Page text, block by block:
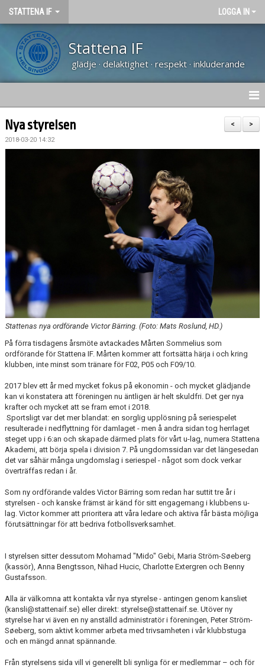
STATTENA IF LOGGA IN
Stattena IF
glädje · delaktighet · respekt · inkluderande
HEM
NYHETER
TRÄNARUTBILDNING SVFF D
VÅRA LAG
SPONSORER
DOMARE, MATCHER.
AVGIFTER
FÖRENINGSSHOP
STATTENA CUP
INTRESSEANMÄLAN SOM TRÄNARE/LEDARE
INTRESSEANMÄLAN MEDLEM/SPELARE
>
<
Nya styrelsen
2018-03-20 14:32
Stattenas nya ordförande Victor Bärring. (Foto: Mats Roslund, HD.)
På förra tisdagens årsmöte avtackades Mårten Sommelius som
ordförande för Stattena IF. Mårten kommer att fortsätta härja i och kring
klubben, inte minst som tränare för F02, P05 och F09/10.
2017 blev ett år med mycket fokus på ekonomin - och mycket glädjande
kan vi konstatera att föreningen nu äntligen är helt skuldfri. Det ger nya
krafter och mycket att se fram emot i 2018.
Sportsligt var det mer blandat: en sorglig upplösning på seriespelet
resulterade i nedflyttning för damlaget - men å andra sidan tog herrlaget
steget upp i 6:an och skapade därmed plats för vårt u-lag, numera Stattena
Akademi, att börja spela i division 7. På ungdomssidan var det längesedan
det var såhär många ungdomslag i seriespel - något som dock verkar
överträffas redan i år.
Som ny ordförande valdes Victor Bärring som redan har suttit tre år i
styrelsen - och kanske främst är känd för sitt engagemang i klubbens u-
lag. Victor kommer att prioritera att våra ledare och aktiva får bästa möjliga
förutsättningar för att bedriva fotbollsverksamhet.
I styrelsen sitter dessutom Mohamad "Mido" Gebi, Maria Ström-Søeberg
(kassör), Anna Bengtsson, Nihad Hucic, Charlotte Extergren och Benny
Gustafsson.
Alla är välkomna att kontakta vår nya styrelse - antingen genom kansliet
(kansli@stattenaif.se) eller direkt: styrelse@stattenaif.se. Utöver ny
styrelse har vi även en ny anställd administratör i föreningen, Peter Ström-
Søeberg, som aktivt kommer arbeta med trivsamheten i vår klubbstuga
och en mängd annat spännande.
Från styrelsens sida vill vi generellt bli synliga för er medlemmar – och för